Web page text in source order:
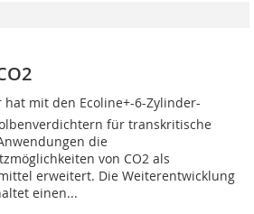
hat mit den Ecoline+-6-Zylinder-
für transkritische
die
von CO2 als
erweitert. Die Weiterentwicklung
einen...